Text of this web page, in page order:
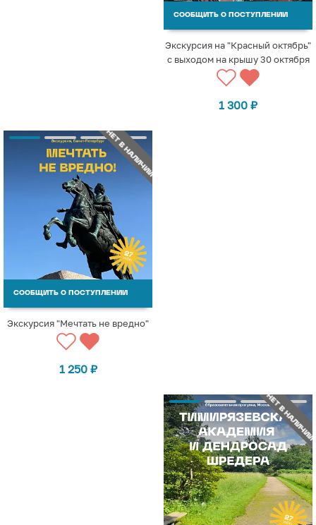
СООБЩИТЬ О ПОСТУПЛЕНИИ
Экскурсия на "Красный октябрь"
с выходом на крышу 30 октября
1 300 ₽
НЕТ В НАЛИЧИИ
СООБЩИТЬ О ПОСТУПЛЕНИИ
Экскурсия "Мечтать не вредно"
1 250 ₽
НЕТ В НАЛИЧИИ